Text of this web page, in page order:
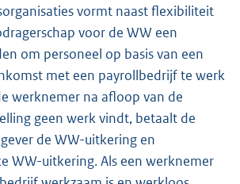
vormt naast flexibiliteit
voor de WW een
om personeel op basis van een
met een payrollbedrijf te werk
werknemer na afloop van de
geen werk vindt, betaalt de
de WW-uitkering en
WW-uitkering. Als een werknemer